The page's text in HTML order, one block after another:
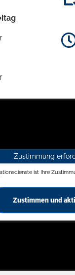
Zustimmung
ist Ihre
Zustimmen und